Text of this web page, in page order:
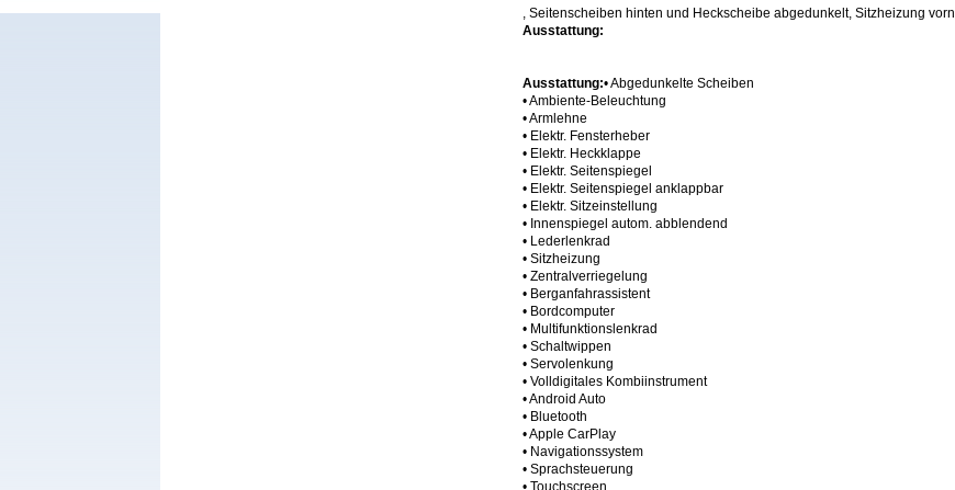
, Seitenscheiben hinten und Heckscheibe abgedunkelt, Sitzheizung vorn
Ausstattung:
Ausstattung:• Abgedunkelte Scheiben
• Ambiente-Beleuchtung
• Armlehne
• Elektr. Fensterheber
• Elektr. Heckklappe
• Elektr. Seitenspiegel
• Elektr. Seitenspiegel anklappbar
• Elektr. Sitzeinstellung
• Innenspiegel autom. abblendend
• Lederlenkrad
• Sitzheizung
• Zentralverriegelung
• Berganfahrassistent
• Bordcomputer
• Multifunktionslenkrad
• Schaltwippen
• Servolenkung
• Volldigitales Kombiinstrument
• Android Auto
• Bluetooth
• Apple CarPlay
• Navigationssystem
• Sprachsteuerung
• Touchscreen